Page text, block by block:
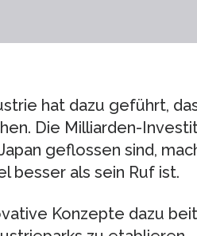
hat dazu geführt,
Die Milliarden-
geflossen sind,
besser als sein Ruf ist.
Konzepte dazu